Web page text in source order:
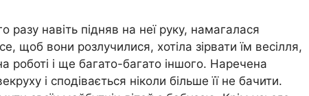
разу навіть підняв на неї руку, намагалася
щоб вони розлучилися, хотіла зірвати їм весілля,
роботі і ще багато-багато іншого. Наречена
і сподівається ніколи більше її не бачити.